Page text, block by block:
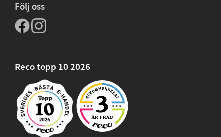
Följ oss
Reco topp 10 2026